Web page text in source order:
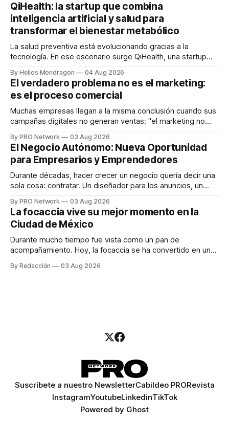
QiHealth: la startup que combina
inteligencia artificial y salud para
transformar el bienestar metabólico
La salud preventiva está evolucionando gracias a la
tecnología. En ese escenario surge QiHealth, una startup
dispositivos inteligentes, inteligencia artificial y monitoreo
en tiempo real para ayudar a las personas a tomar mejores
decisiones sobre su salud metabólica. Su propuesta busca
responder
By Helios Mondragon 04 Aug 2026
El verdadero problema no es el marketing:
es el proceso comercial
Muchas empresas llegan a la misma conclusión cuando sus
campañas digitales no generan ventas: "el marketing no
INTERIUS, el problema suele estar en otro lugar. Durante
una entrevista para el podcast SER PRO, el especialista en
marketing digital explicó que
By PRO Network 03 Aug 2026
El Negocio Autónomo: Nueva Oportunidad
para Empresarios y Emprendedores
Durante décadas, hacer crecer un negocio quería decir una
sola cosa: contratar. Un diseñador para los anuncios, un
para los textos, alguien que supiera de publicidad digital
para encontrar prospectos, un vendedor para atender
llamadas y mensajes, y —con suerte— una persona
By PRO Network 03 Aug 2026
La focaccia vive su mejor momento en la
Ciudad de México
Durante mucho tiempo fue vista como un pan de
acompañamiento. Hoy, la focaccia se ha convertido en uno
artesanal, ingredientes de calidad y experiencias que
By Redacción 03 Aug 2026
Suscríbete a nuestro NewsletterCabildeo PRORevista
InstagramYoutubeLinkedinTikTok
Powered by Ghost